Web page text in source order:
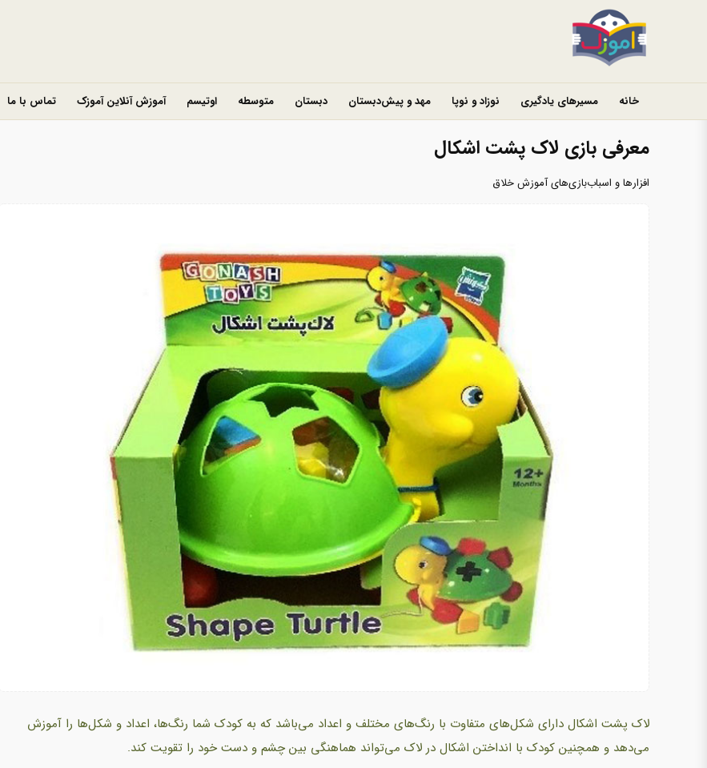
خانه مسیرهای یادگیری نوزاد و نوپا مهد و پیش‌دبستان دبستان متوسطه اوتیسم آموزش آنلاین آموزک تماس با ما
معرفی بازی لاک پشت اشکال
افزارها و اسباب‌بازی‌های آموزش خلاق
لاک پشت اشکال دارای شکل‌های متفاوت با رنگ‌های مختلف و اعداد می‌باشد که به کودک شما رنگ‌ها، اعداد و شکل‌ها را آموزش
می‌دهد و همچنین کودک با انداختن اشکال در لاک می‌تواند هماهنگی بین چشم و دست خود را تقویت کند.